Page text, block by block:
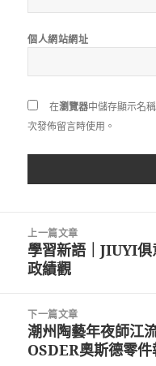
個人網站網址
在瀏覽器中儲存顯示名
次發佈留言時使用。
上一篇文章
上
一
文
章:
學習新語｜JIUYI
政績觀
下一篇文章
下
一
潮州陶藝年夜師江
OSDER奧斯德零